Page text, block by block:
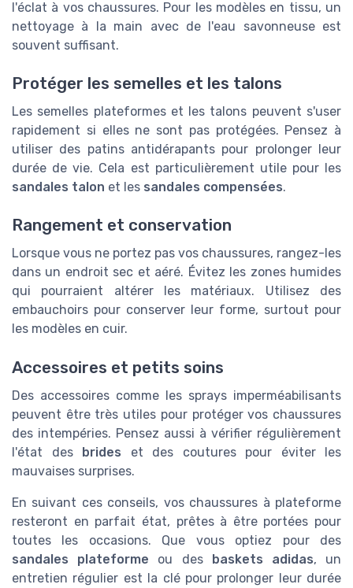
l'éclat à vos chaussures. Pour les modèles en tissu, un
nettoyage à la main avec de l'eau savonneuse est
souvent suffisant.
Protéger les semelles et les talons
Les semelles plateformes et les talons peuvent s'user
rapidement si elles ne sont pas protégées. Pensez à
utiliser des patins antidérapants pour prolonger leur
durée de vie. Cela est particulièrement utile pour les
sandales talon et les sandales compensées.
Rangement et conservation
Lorsque vous ne portez pas vos chaussures, rangez-les
dans un endroit sec et aéré. Évitez les zones humides
qui pourraient altérer les matériaux. Utilisez des
embauchoirs pour conserver leur forme, surtout pour
les modèles en cuir.
Accessoires et petits soins
Des accessoires comme les sprays imperméabilisants
peuvent être très utiles pour protéger vos chaussures
des intempéries. Pensez aussi à vérifier régulièrement
l'état des brides et des coutures pour éviter les
mauvaises surprises.
En suivant ces conseils, vos chaussures à plateforme
resteront en parfait état, prêtes à être portées pour
toutes les occasions. Que vous optiez pour des
sandales plateforme ou des baskets adidas, un
entretien régulier est la clé pour prolonger leur durée